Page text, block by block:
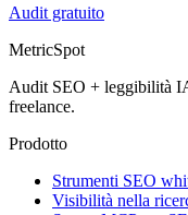
Audit gratuito
MetricSpot
Audit SEO + leggibilità
freelance.
Prodotto
Strumenti SEO
Visibilità nella